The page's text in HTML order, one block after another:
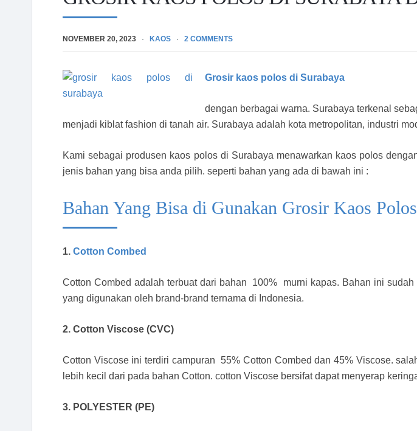
NOVEMBER 20, 2023 KAOS 2 COMMENTS
Grosir kaos polos di Surabaya
dengan berbagai warna. Surabaya terkenal
menjadi kiblat fashion di tanah air. Surabaya adalah kota metropolitan, industri
Kami sebagai produsen kaos polos di Surabaya menawarkan kaos polos
jenis bahan yang bisa anda pilih. seperti bahan yang ada di bawah ini :
Bahan Yang Bisa di Gunakan Grosir Kaos
1. Cotton Combed
Cotton Combed adalah terbuat dari bahan 100% murni kapas. Bahan ini
yang digunakan oleh brand-brand ternama di Indonesia.
2. Cotton Viscose (CVC)
Cotton Viscose ini terdiri campuran 55% Cotton Combed dan 45% Viscose.
lebih kecil dari pada bahan Cotton. cotton Viscose bersifat dapat menyerap
3. POLYESTER (PE)